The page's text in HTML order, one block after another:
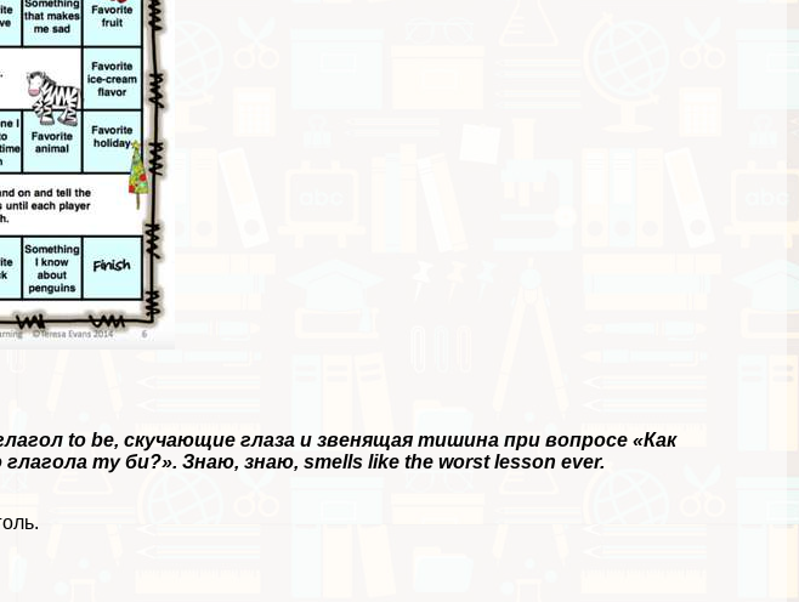
to be, скучающие глаза и звенящая тишина при вопросе «Как
ту би?». Знаю, знаю, smells like the worst lesson ever.